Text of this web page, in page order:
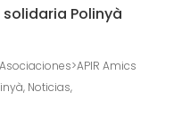
Polinyà
Asociaciones>APIR Amics
, Noticias,